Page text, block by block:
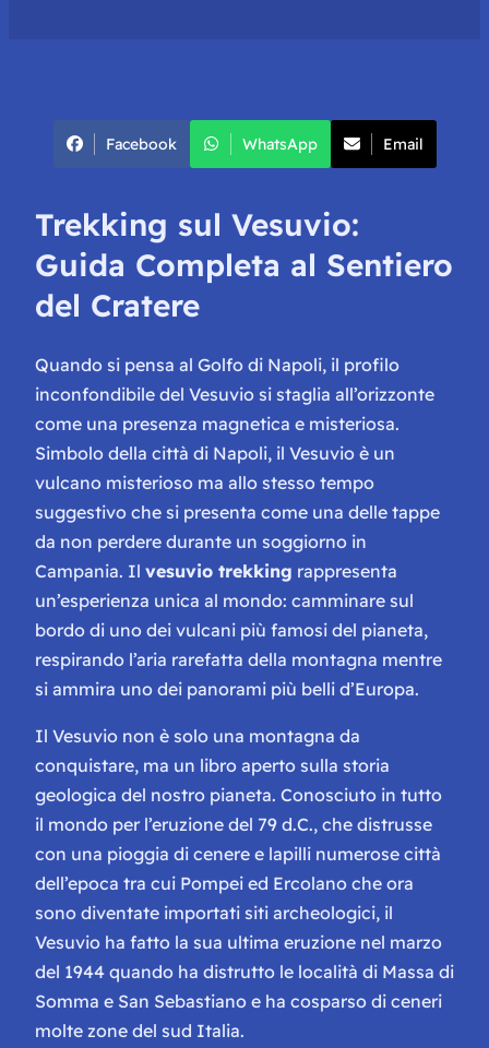
Facebook WhatsApp Email
Trekking sul Vesuvio:
Guida Completa al Sentiero
del Cratere
Quando si pensa al Golfo di Napoli, il profilo
inconfondibile del Vesuvio si staglia all’orizzonte
come una presenza magnetica e misteriosa.
Simbolo della città di Napoli, il Vesuvio è un
vulcano misterioso ma allo stesso tempo
suggestivo che si presenta come una delle tappe
da non perdere durante un soggiorno in
Campania. Il vesuvio trekking rappresenta
un’esperienza unica al mondo: camminare sul
bordo di uno dei vulcani più famosi del pianeta,
respirando l’aria rarefatta della montagna mentre
si ammira uno dei panorami più belli d’Europa.
Il Vesuvio non è solo una montagna da
conquistare, ma un libro aperto sulla storia
geologica del nostro pianeta. Conosciuto in tutto
il mondo per l’eruzione del 79 d.C., che distrusse
con una pioggia di cenere e lapilli numerose città
dell’epoca tra cui Pompei ed Ercolano che ora
sono diventate importati siti archeologici, il
Vesuvio ha fatto la sua ultima eruzione nel marzo
del 1944 quando ha distrutto le località di Massa di
Somma e San Sebastiano e ha cosparso di ceneri
molte zone del sud Italia.